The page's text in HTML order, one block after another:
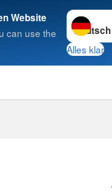
Website
can use the
Sprache
Alles klar
Suche